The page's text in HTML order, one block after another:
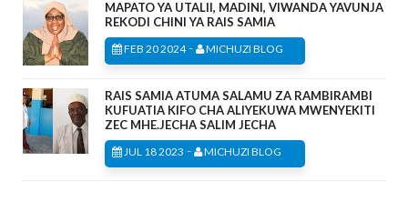
MAPATO YA UTALII, MADINI, VIWANDA YAVUNJA
REKODI CHINI YA RAIS SAMIA
FEB 20 2024- MICHUZI BLOG
RAIS SAMIA ATUMA SALAMU ZA RAMBIRAMBI
KUFUATIA KIFO CHA ALIYEKUWA MWENYEKITI
ZEC MHE.JECHA SALIM JECHA
JUL 18 2023 - MICHUZI BLOG